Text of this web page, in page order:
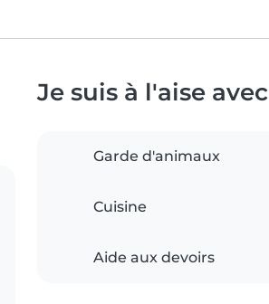
Je suis à l'aise avec
Garde d'animaux
Cuisine
Aide aux devoirs